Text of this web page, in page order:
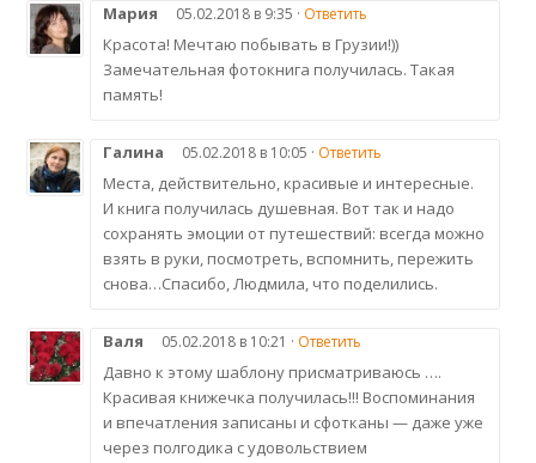
Мария 05.02.2018 в 9:35 · Ответить
Красота! Мечтаю побывать в Грузии!))
Замечательная фотокнига получилась. Такая
память!
Галина 05.02.2018 в 10:05 · Ответить
Места, действительно, красивые и интересные.
И книга получилась душевная. Вот так и надо
сохранять эмоции от путешествий: всегда можно
взять в руки, посмотреть, вспомнить, пережить
снова…Спасибо, Людмила, что поделились.
Валя 05.02.2018 в 10:21 · Ответить
Давно к этому шаблону присматриваюсь ….
Красивая книжечка получилась!!! Воспоминания
и впечатления записаны и сфотканы — даже уже
через полгодика с удовольствием